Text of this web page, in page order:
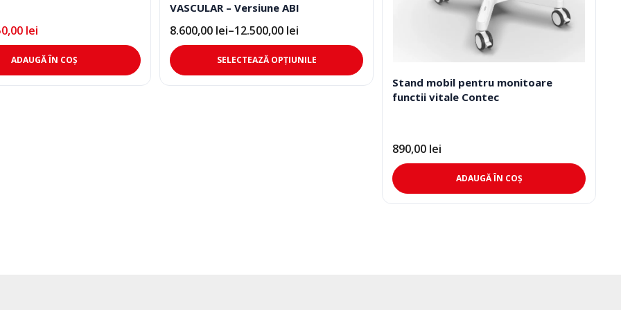
lei
ADAUGĂ ÎN COȘ
VASCULAR – Versiune ABI
8.600,00 lei–12.500,00 lei
Interval
de
prețuri:
8.600,00 lei
până
la
SELECTEAZĂ OPȚIUNILE
produs
are
Opțiunile
alese
Stand mobil pentru monitoare
functii vitale Contec
890,00 lei
ADAUGĂ ÎN COȘ